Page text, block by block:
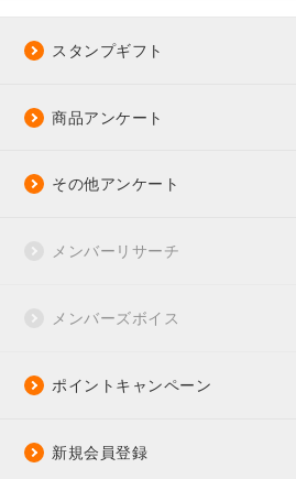
スタンプギフト
商品アンケート
その他アンケート
メンバーリサーチ
メンバーズボイス
ポイントキャンペーン
新規会員登録